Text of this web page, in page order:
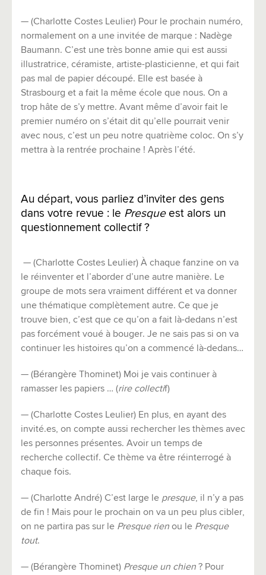
— (Charlotte Costes Leulier) Pour le prochain numéro,
normalement on a une invitée de marque : Nadège
Baumann. C’est une très bonne amie qui est aussi
illustratrice, céramiste, artiste-plasticienne, et qui fait
pas mal de papier découpé. Elle est basée à
Strasbourg et a fait la même école que nous. On a
trop hâte de s’y mettre. Avant même d’avoir fait le
premier numéro on s’était dit qu’elle pourrait venir
avec nous, c’est un peu notre quatrième coloc. On s’y
mettra à la rentrée prochaine ! Après l’été.
Au départ, vous parliez d’inviter des gens
dans votre revue : le Presque est alors un
questionnement collectif ?
— (Charlotte Costes Leulier) À chaque fanzine on va
le réinventer et l’aborder d’une autre manière. Le
groupe de mots sera vraiment différent et va donner
une thématique complètement autre. Ce que je
trouve bien, c’est que ce qu’on a fait là-dedans n’est
pas forcément voué à bouger. Je ne sais pas si on va
continuer les histoires qu’on a commencé là-dedans…
— (Bérangère Thominet) Moi je vais continuer à
ramasser les papiers … (rire collectif)
— (Charlotte Costes Leulier) En plus, en ayant des
invité.es, on compte aussi rechercher les thèmes avec
les personnes présentes. Avoir un temps de
recherche collectif. Ce thème va être réinterrogé à
chaque fois.
— (Charlotte André) C’est large le presque, il n’y a pas
de fin ! Mais pour le prochain on va un peu plus cibler,
on ne partira pas sur le Presque rien ou le Presque
tout.
— (Bérangère Thominet) Presque un chien ? Pour